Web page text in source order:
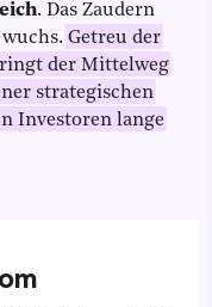
. Das Zaudern
wuchs. Getreu der
der Mittelweg
strategischen
Investoren lange